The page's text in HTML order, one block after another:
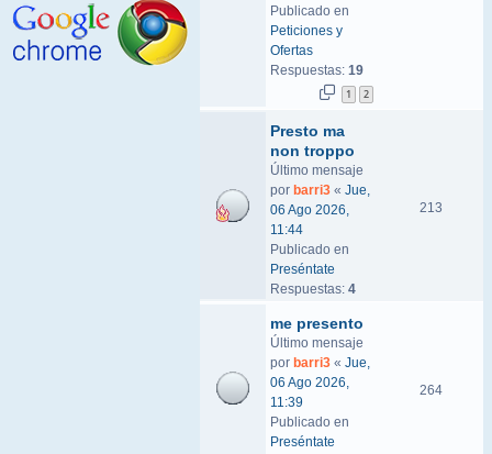
Publicado en
Peticiones y
Ofertas
Respuestas: 19
1 2
Presto ma
non troppo
Último mensaje
por barri3 « Jue,
06 Ago 2026,
11:44
Publicado en
Preséntate
Respuestas: 4
213
me presento
Último mensaje
por barri3 « Jue,
06 Ago 2026,
11:39
Publicado en
Preséntate
264